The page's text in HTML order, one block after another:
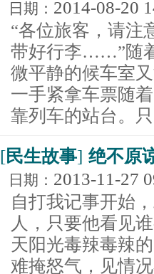
日期： 2014-08-20
“各位旅客，请注
带好行李……”随
微平静的候车室
一手紧拿车票随
靠列车的站台。
[民生故事] 绝不原
日期： 2013-11-27
自打我记事开始
人，只要他看见
天阳光毒辣毒辣
难掩怒气，见情